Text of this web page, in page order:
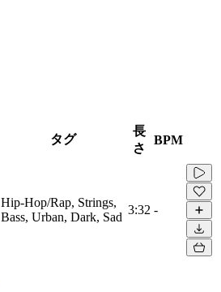
タグ
長
さ
BPM
Hip-Hop/Rap, Strings,
Bass, Urban, Dark, Sad
3:32 -